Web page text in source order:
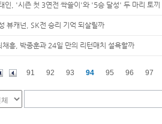
인, '시즌 첫 3연전 싹쓸이'와 '5승 달성' 두 마리 토끼
뷰캐넌, SK전 승리 기억 되살릴까
흥, 박종훈과 24일 만의 리턴매치 설욕할까
91 92 93 94 95 96 97